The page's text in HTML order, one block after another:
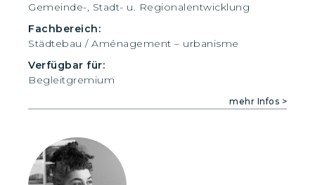
Gemeinde-, Stadt- u. Regional­entwicklung
Fachbereich:
Städtebau / Aménagement – urbanisme
Verfügbar für:
Begleitgremium
mehr Infos >